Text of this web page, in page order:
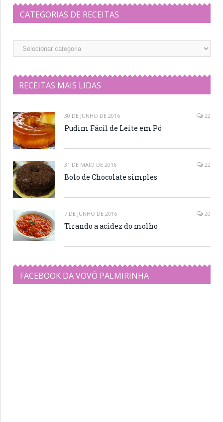
CATEGORIAS DE RECEITAS
Categorias
RECEITAS MAIS LIDAS
30 DE JUNHO DE 2016 22
Pudim Fácil de Leite em Pó
31 DE MAIO DE 2016 22
Bolo de Chocolate simples
7 DE JUNHO DE 2016 20
Tirando a acidez do molho
FACEBOOK DA VOVÓ PALMIRINHA